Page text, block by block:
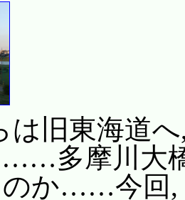
は旧東海道
多摩川大
か……今回,